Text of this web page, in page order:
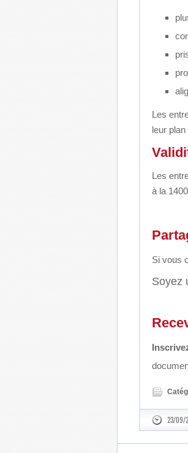
Les
leur
Les
à la
Si vous
Soyez
23/09/